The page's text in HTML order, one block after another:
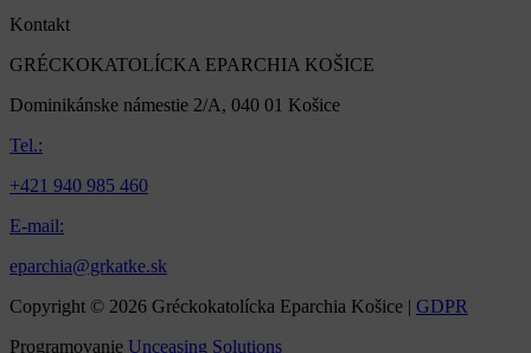
Kontakt
GRÉCKOKATOLÍCKA EPARCHIA KOŠICE
Dominikánske námestie 2/A, 040 01 Košice
Tel.:
+421 940 985 460
E-mail:
eparchia@grkatke.sk
Copyright © 2026 Gréckokatolícka Eparchia Košice | GDPR
Programovanie Unceasing Solutions